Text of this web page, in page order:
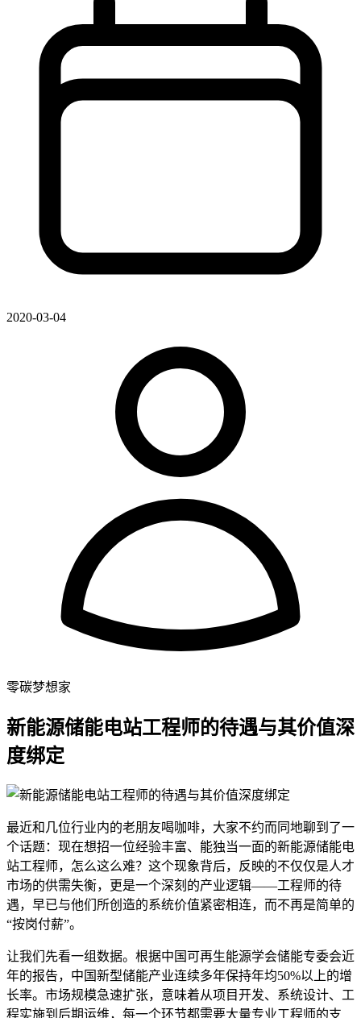
2020-03-04
零碳梦想家
新能源储能电站工程师的待遇与其价值深
度绑定
最近和几位行业内的老朋友喝咖啡，大家不约而同地聊到了一
个话题：现在想招一位经验丰富、能独当一面的新能源储能电
站工程师，怎么这么难？这个现象背后，反映的不仅仅是人才
市场的供需失衡，更是一个深刻的产业逻辑——工程师的待
遇，早已与他们所创造的系统价值紧密相连，而不再是简单的
“按岗付薪”。
让我们先看一组数据。根据中国可再生能源学会储能专委会近
年的报告，中国新型储能产业连续多年保持年均50%以上的增
长率。市场规模急速扩张，意味着从项目开发、系统设计、工
程实施到后期运维，每一个环节都需要大量专业工程师的支